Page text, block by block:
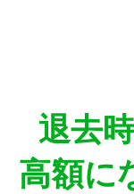
退去
高額に